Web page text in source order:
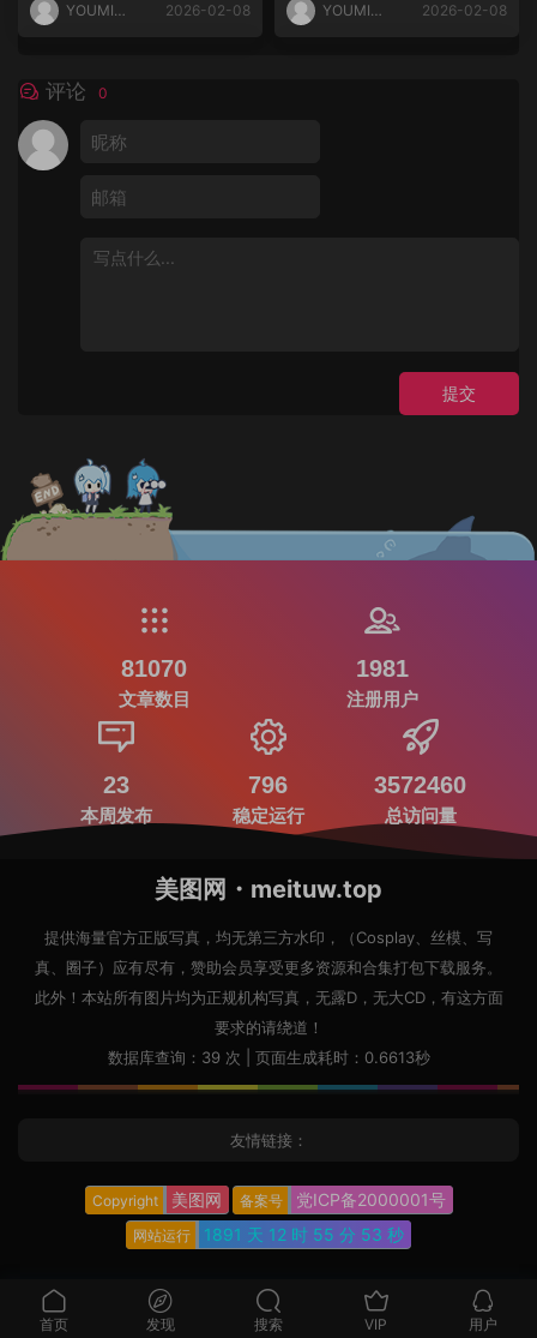
YOUMI尤
2026-02-08
YOUMI尤
2026-02-08
评论 0
提交
81070
文章数目
1981
注册用户
23
本周发布
796
稳定运行
3572460
总访问量
美图网・meituw.top
提供海量官方正版写真，均无第三方水印，（Cosplay、丝模、写
真、圈子）应有尽有，赞助会员享受更多资源和合集打包下载服务。
此外！本站所有图片均为正规机构写真，无露D，无大CD，有这方面
要求的请绕道！
数据库查询：39 次 | 页面生成耗时：0.6613秒
友情链接：
Copyright 美图网 备案号 党ICP备2000001号
网站运行 1891 天 12 时 55 分 55 秒
首页 发现 搜索 VIP 用户